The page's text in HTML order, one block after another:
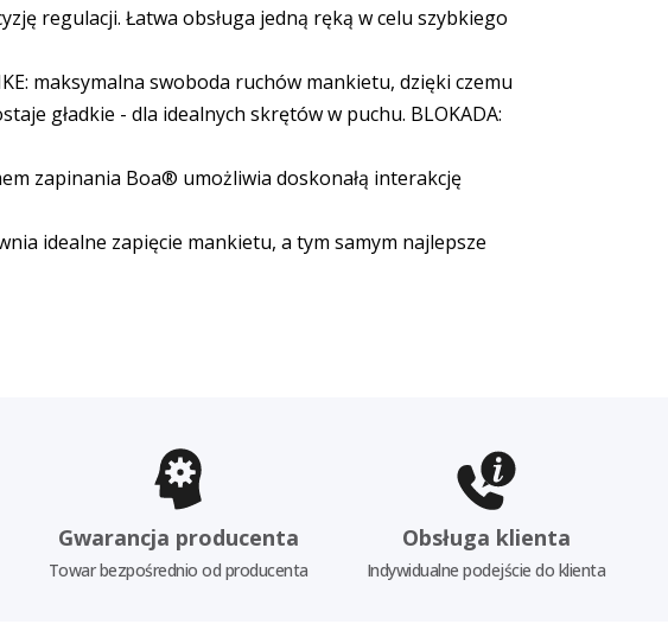
regulacji. Łatwa obsługa jedną ręką w celu szybkiego
maksymalna swoboda ruchów mankietu, dzięki czemu
gładkie - dla idealnych skrętów w puchu. BLOKADA:
zapinania Boa® umożliwia doskonałą interakcję
idealne zapięcie mankietu, a tym samym najlepsze
Gwarancja producenta
Towar bezpośrednio od producenta
Obsługa klienta
Indywidualne podejście do klienta